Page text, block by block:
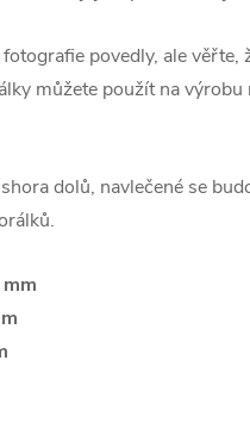
povedly, ale věřte,
můžete použít na
dolů, navlečené se